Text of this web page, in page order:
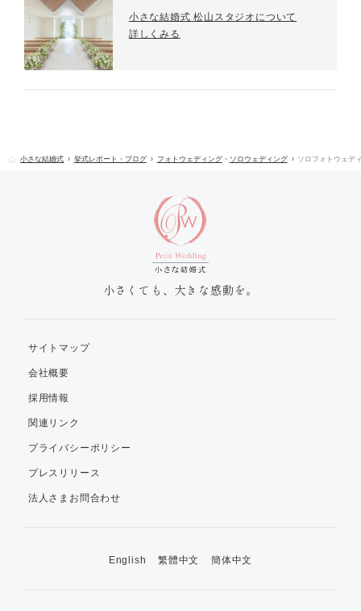
小さな結婚式 松山スタジオについて
詳しくみる
小さな結婚式 挙式レポート・ブログ フォトウェディング・ ソロウェディング ソロフォトウェデ
小さくても、大きな感動を。
サイトマップ
会社概要
採用情報
関連リンク
プライバシーポリシー
プレスリリース
法人さまお問合わせ
English 繁體中文 簡体中文